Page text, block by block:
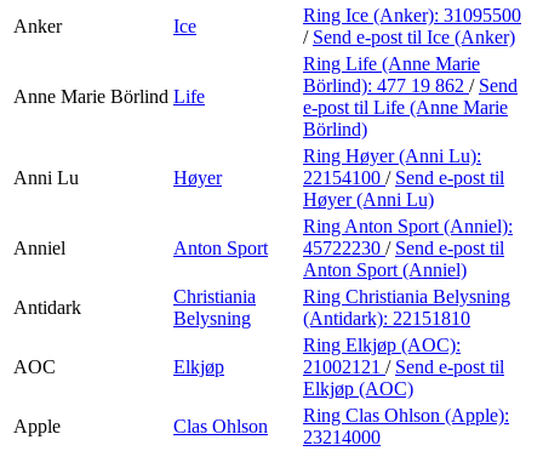
Anker
Ice
Ring Ice (Anker): 31095500
/ Send e-post til Ice (Anker)
Anne Marie Börlind Life
Ring Life (Anne Marie
Börlind): 477 19 862 / Send
e-post til Life (Anne Marie
Börlind)
Anni Lu Høyer
Ring Høyer (Anni Lu):
22154100 / Send e-post til
Høyer (Anni Lu)
Anniel Anton Sport
Ring Anton Sport (Anniel):
45722230 / Send e-post til
Anton Sport (Anniel)
Antidark
Christiania
Belysning
Ring Christiania Belysning
(Antidark): 22151810
AOC Elkjøp
Ring Elkjøp (AOC):
21002121 / Send e-post til
Elkjøp (AOC)
Apple
Clas Ohlson
Ring Clas Ohlson (Apple):
23214000